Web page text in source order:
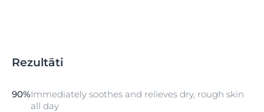
izsmidziniet, turot 15 cm attālumā no ādas
viegli iemasēt ādā, ja nepieciešams
Rezultāti
90%Immediately soothes and relieves dry, rough skin
all day